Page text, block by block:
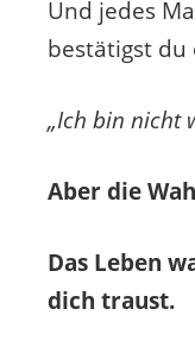
Und jedes
bestätigst du
„Ich bin nicht
Aber die
Das Leben
dich traust.